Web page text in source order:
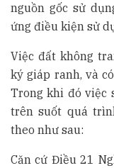
nguồn gốc sử
ứng điều kiện sử
Việc đất không
ký giáp ranh, và
Trong khi đó việc
trên suốt quá
theo như sau:
Căn cứ Điều 21